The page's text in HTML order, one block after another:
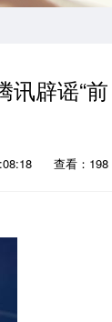
讯辟谣“前
查看：198